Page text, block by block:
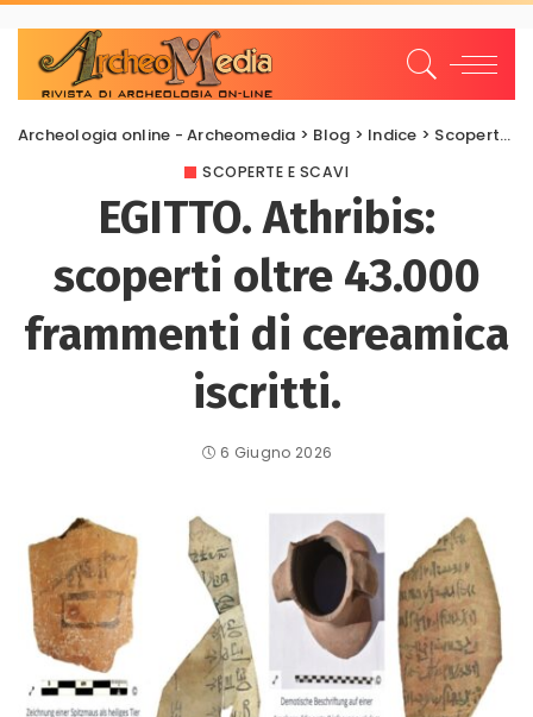
Archeologia online - Archeomedia > Blog > Indice > Scoperte e scavi
SCOPERTE E SCAVI
EGITTO. Athribis:
scoperti oltre 43.000
frammenti di cereamica
iscritti.
6 Giugno 2026